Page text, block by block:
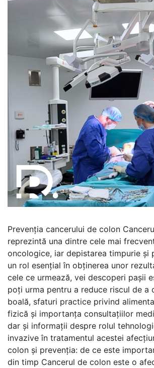
Prevenția cancerului de colon
reprezintă una dintre cele mai
oncologice, iar depistarea timpurie și
un rol esențial în obținerea unor
cele ce urmează, vei descoperi pașii
poți urma pentru a reduce riscul de a
boală, sfaturi practice privind
fizică și importanța consultațiilor
dar și informații despre rolul
invazive în tratamentul acestei
colon și prevenția: de ce este
din timp Cancerul de colon este o